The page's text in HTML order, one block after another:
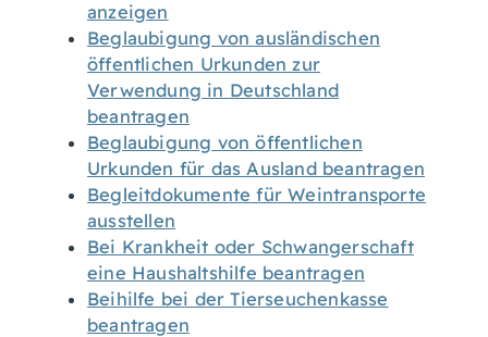
anzeigen
Beglaubigung von ausländischen
öffentlichen Urkunden zur
Verwendung in Deutschland
beantragen
Beglaubigung von öffentlichen
Urkunden für das Ausland beantragen
Begleitdokumente für Weintransporte
ausstellen
Bei Krankheit oder Schwangerschaft
eine Haushaltshilfe beantragen
Beihilfe bei der Tierseuchenkasse
beantragen